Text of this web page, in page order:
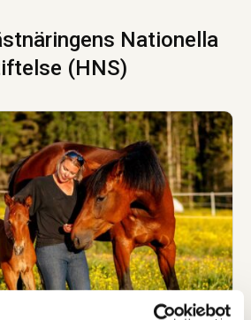
Nationella
(HNS)